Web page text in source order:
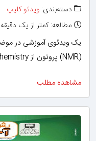
دسته‌بندی: ویدئو کلیپ
مطالعه: کمتر از یک دقیقه
یک ویدئوی آموزشی در
(NMR) پروتون از Royal Society of Chemistry.
مشاهده مطلب